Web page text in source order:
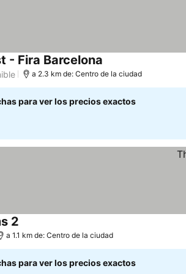
- Fira Barcelona
a 2.3 km de: Centro de la ciudad
para ver los precios exactos
2
a 1.1 km de: Centro de la ciudad
para ver los precios exactos